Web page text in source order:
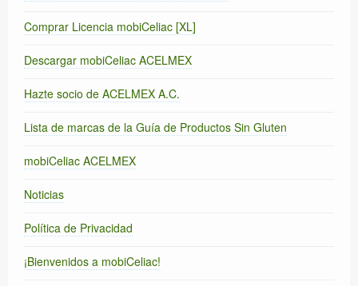
Comprar Licencia mobiCeliac [XL]
Descargar mobiCeliac ACELMEX
Hazte socio de ACELMEX A.C.
Lista de marcas de la Guía de Productos Sin Gluten
mobiCeliac ACELMEX
Noticias
Política de Privacidad
¡Bienvenidos a mobiCeliac!